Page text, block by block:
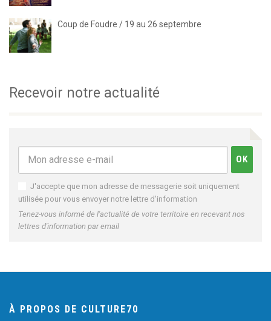
Coup de Foudre / 19 au 26 septembre
Recevoir notre actualité
J'accepte que mon adresse de messagerie soit uniquement
utilisée pour vous envoyer notre lettre d'information
Tenez-vous informé de l'actualité de votre territoire en recevant nos
lettres d'information par email
À PROPOS DE CULTURE70